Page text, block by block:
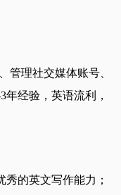
管理社交媒体账号、
经验，英语流利，
的英文写作能力；